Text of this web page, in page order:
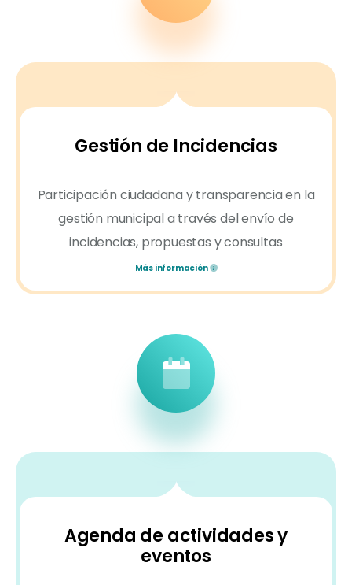
Gestión de Incidencias
Participación ciudadana y transparencia en la
gestión municipal a través del envío de
incidencias, propuestas y consultas
Más información
Agenda de actividades y
eventos